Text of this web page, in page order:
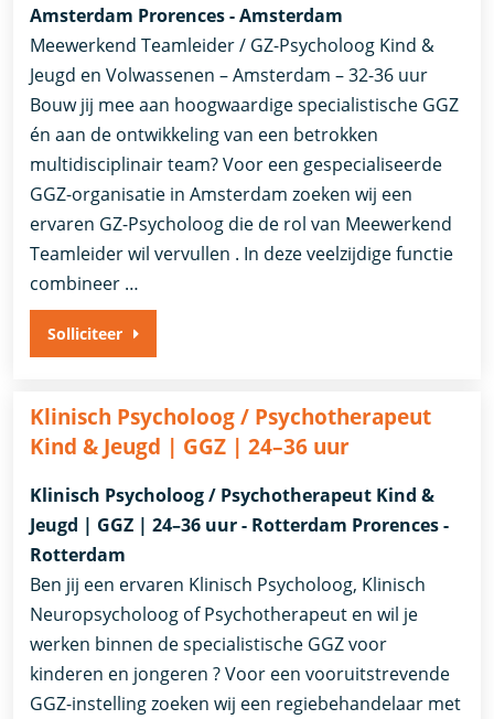
Amsterdam Prorences - Amsterdam
Meewerkend Teamleider / GZ-Psycholoog Kind &
Jeugd en Volwassenen – Amsterdam – 32-36 uur
Bouw jij mee aan hoogwaardige specialistische GGZ
én aan de ontwikkeling van een betrokken
multidisciplinair team? Voor een gespecialiseerde
GGZ-organisatie in Amsterdam zoeken wij een
ervaren GZ-Psycholoog die de rol van Meewerkend
Teamleider wil vervullen . In deze veelzijdige functie
combineer …
Solliciteer
Klinisch Psycholoog / Psychotherapeut
Kind & Jeugd | GGZ | 24–36 uur
Klinisch Psycholoog / Psychotherapeut Kind &
Jeugd | GGZ | 24–36 uur - Rotterdam Prorences -
Rotterdam
Ben jij een ervaren Klinisch Psycholoog, Klinisch
Neuropsycholoog of Psychotherapeut en wil je
werken binnen de specialistische GGZ voor
kinderen en jongeren ? Voor een vooruitstrevende
GGZ-instelling zoeken wij een regiebehandelaar met